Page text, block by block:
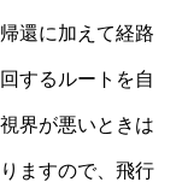
還に加えて経路
するルートを自
界が悪いときは
ますので、飛行